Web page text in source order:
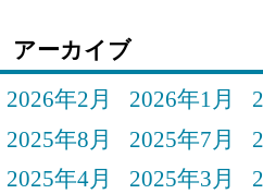
アーカイブ
2026年2月
2026年1月
2025年8月
2025年7月
2025年4月
2025年3月